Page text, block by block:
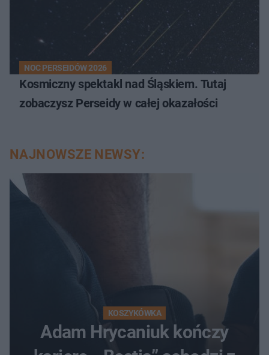
NOC PERSEIDÓW 2026
Kosmiczny spektakl nad Śląskiem. Tutaj
zobaczysz Perseidy w całej okazałości
NAJNOWSZE NEWSY:
KOSZYKÓWKA
Adam Hrycaniuk kończy